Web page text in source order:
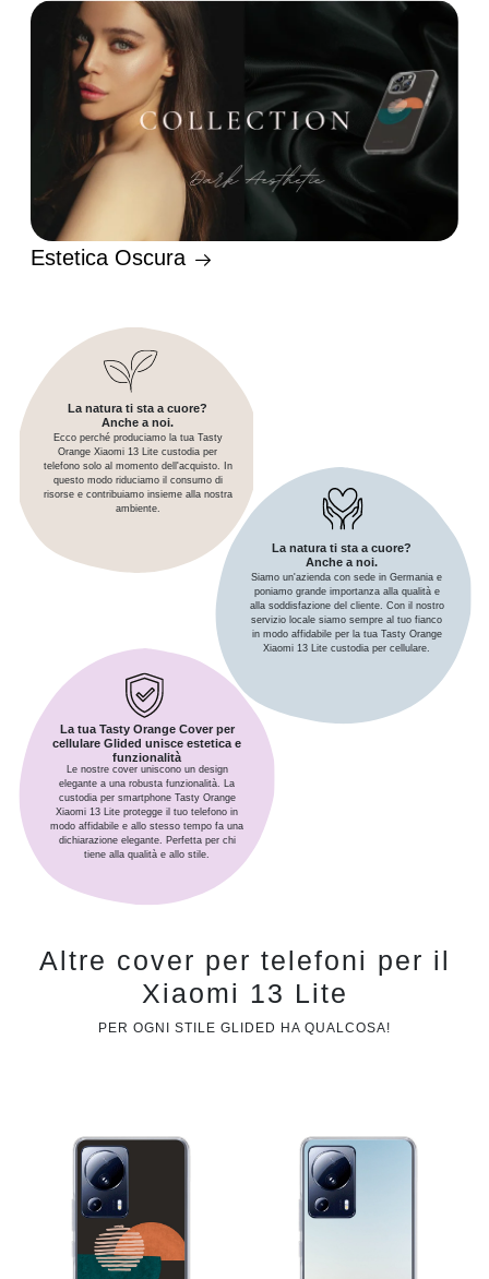
Estetica Oscura
La natura ti sta a cuore?
Anche a noi.
Ecco perché produciamo la tua Tasty
Orange Xiaomi 13 Lite custodia per
telefono solo al momento dell'acquisto. In
questo modo riduciamo il consumo di
risorse e contribuiamo insieme alla nostra
ambiente.
La natura ti sta a cuore?
Anche a noi.
Siamo un'azienda con sede in Germania e
poniamo grande importanza alla qualità e
alla soddisfazione del cliente. Con il nostro
servizio locale siamo sempre al tuo fianco
in modo affidabile per la tua Tasty Orange
Xiaomi 13 Lite custodia per cellulare.
La tua Tasty Orange Cover per
cellulare Glided unisce estetica e
funzionalità
Le nostre cover uniscono un design
elegante a una robusta funzionalità. La
custodia per smartphone Tasty Orange
Xiaomi 13 Lite protegge il tuo telefono in
modo affidabile e allo stesso tempo fa una
dichiarazione elegante. Perfetta per chi
tiene alla qualità e allo stile.
Altre cover per telefoni per il
Xiaomi 13 Lite
PER OGNI STILE GLIDED HA QUALCOSA!